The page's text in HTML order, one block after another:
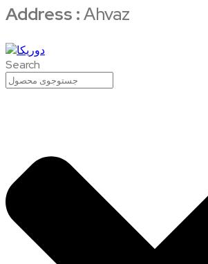
Address :Ahvaz
Search